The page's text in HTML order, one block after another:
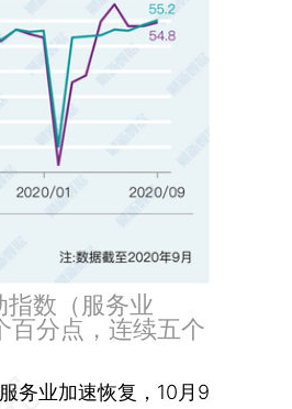
数（服务业
百分点，连续五个
务业加速恢复，10月9